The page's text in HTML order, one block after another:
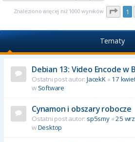
Znaleziono więcej niż 1000 wyników 1
Tematy
Debian 13: Video Encode w
Ostatni post autor: JacekK« 17
w Software
Cynamon i obszary robocze
Ostatni post autor: sp5smy«25
wDesktop